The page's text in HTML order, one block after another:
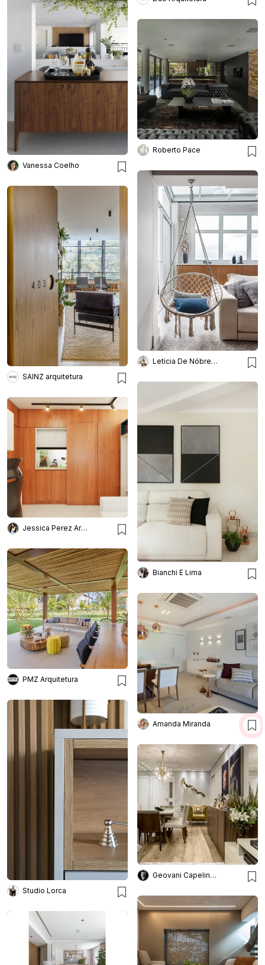
Vanessa Coelho
Roberto Pace
Leticia De Nóbrega Arquitetura
SAINZ arquitetura
Bianchi E Lima
Jessica Perez Arquitetura
PMZ Arquitetura
Amanda Miranda
Studio Lorca
Geovani Capelina Arquitetura